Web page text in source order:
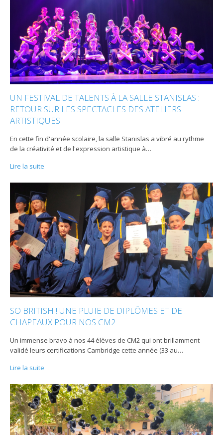
UN FESTIVAL DE TALENTS À LA SALLE STANISLAS :
RETOUR SUR LES SPECTACLES DES ATELIERS
ARTISTIQUES
En cette fin d'année scolaire, la salle Stanislas a vibré au rythme
de la créativité et de l'expression artistique à…
Lire la suite
SO BRITISH ! UNE PLUIE DE DIPLÔMES ET DE
CHAPEAUX POUR NOS CM2
Un immense bravo à nos 44 élèves de CM2 qui ont brillamment
validé leurs certifications Cambridge cette année (33 au…
Lire la suite